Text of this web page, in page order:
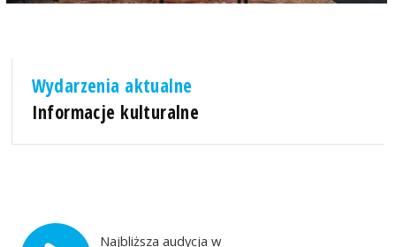
Wydarzenia aktualne
Informacje kulturalne
Najbliższa audycja w